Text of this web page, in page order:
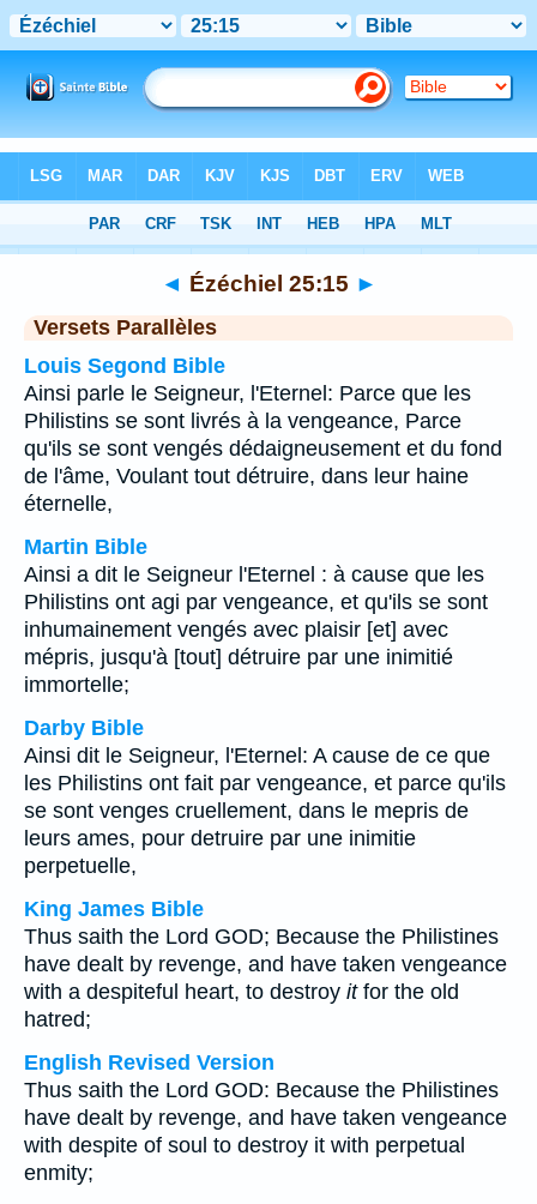
Chapitre 25> Verset 15
◄ Ézéchiel 25:15 ►
Versets Parallèles
Louis Segond Bible
Ainsi parle le Seigneur, l'Eternel: Parce que les
Philistins se sont livrés à la vengeance, Parce
qu'ils se sont vengés dédaigneusement et du fond
de l'âme, Voulant tout détruire, dans leur haine
éternelle,
Martin Bible
Ainsi a dit le Seigneur l'Eternel : à cause que les
Philistins ont agi par vengeance, et qu'ils se sont
inhumainement vengés avec plaisir [et] avec
mépris, jusqu'à [tout] détruire par une inimitié
immortelle;
Darby Bible
Ainsi dit le Seigneur, l'Eternel: A cause de ce que
les Philistins ont fait par vengeance, et parce qu'ils
se sont venges cruellement, dans le mepris de
leurs ames, pour detruire par une inimitie
perpetuelle,
King James Bible
Thus saith the Lord GOD; Because the Philistines
have dealt by revenge, and have taken vengeance
with a despiteful heart, to destroy itfor the old
hatred;
English Revised Version
Thus saith the Lord GOD: Because the Philistines
have dealt by revenge, and have taken vengeance
with despite of soul to destroy it with perpetual
enmity;